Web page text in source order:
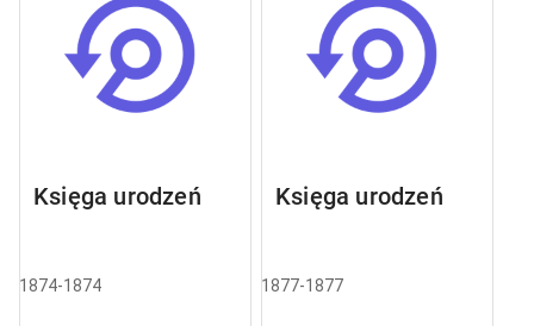
Księga urodzeń
1874-1874
Księga urodzeń
1877-1877